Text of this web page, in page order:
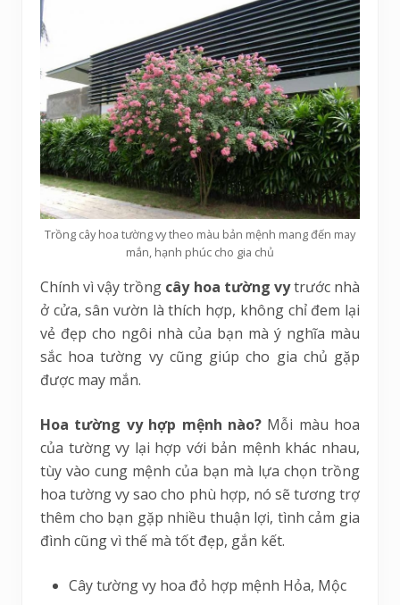
Trồng cây hoa tường vy theo màu bản mệnh mang đến may
mắn, hạnh phúc cho gia chủ
Chính vì vậy trồng cây hoa tường vytrước nhà
ở cửa, sân vườn là thích hợp, không chỉ đem lại
vẻ đẹp cho ngôi nhà của bạn mà ý nghĩa màu
sắc hoa tường vy cũng giúp cho gia chủ gặp
được may mắn.
Hoa tường vy hợp mệnh nào?Mỗi màu hoa
của tường vy lại hợp với bản mệnh khác nhau,
tùy vào cung mệnh của bạn mà lựa chọn trồng
hoa tường vy sao cho phù hợp, nó sẽ tương trợ
thêm cho bạn gặp nhiều thuận lợi, tình cảm gia
đình cũng vì thế mà tốt đẹp, gắn kết.
Cây tường vy hoa đỏ hợp mệnh Hỏa, Mộc